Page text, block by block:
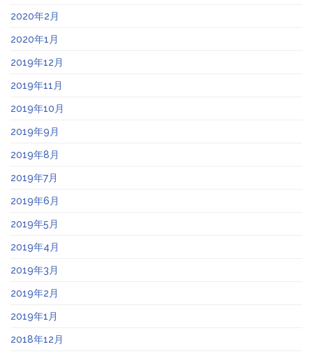
2020年2月
2020年1月
2019年12月
2019年11月
2019年10月
2019年9月
2019年8月
2019年7月
2019年6月
2019年5月
2019年4月
2019年3月
2019年2月
2019年1月
2018年12月